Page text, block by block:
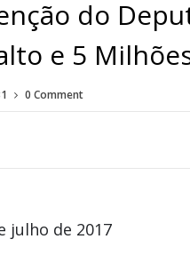
do
e 5
0 Comment
julho de 2017